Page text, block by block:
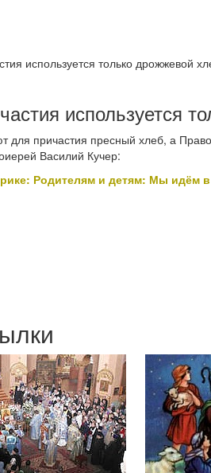
используется только дрожжевой
используется
для причастия пресный хлеб, а
Василий Кучер:
Родителям и детям: Мы идём